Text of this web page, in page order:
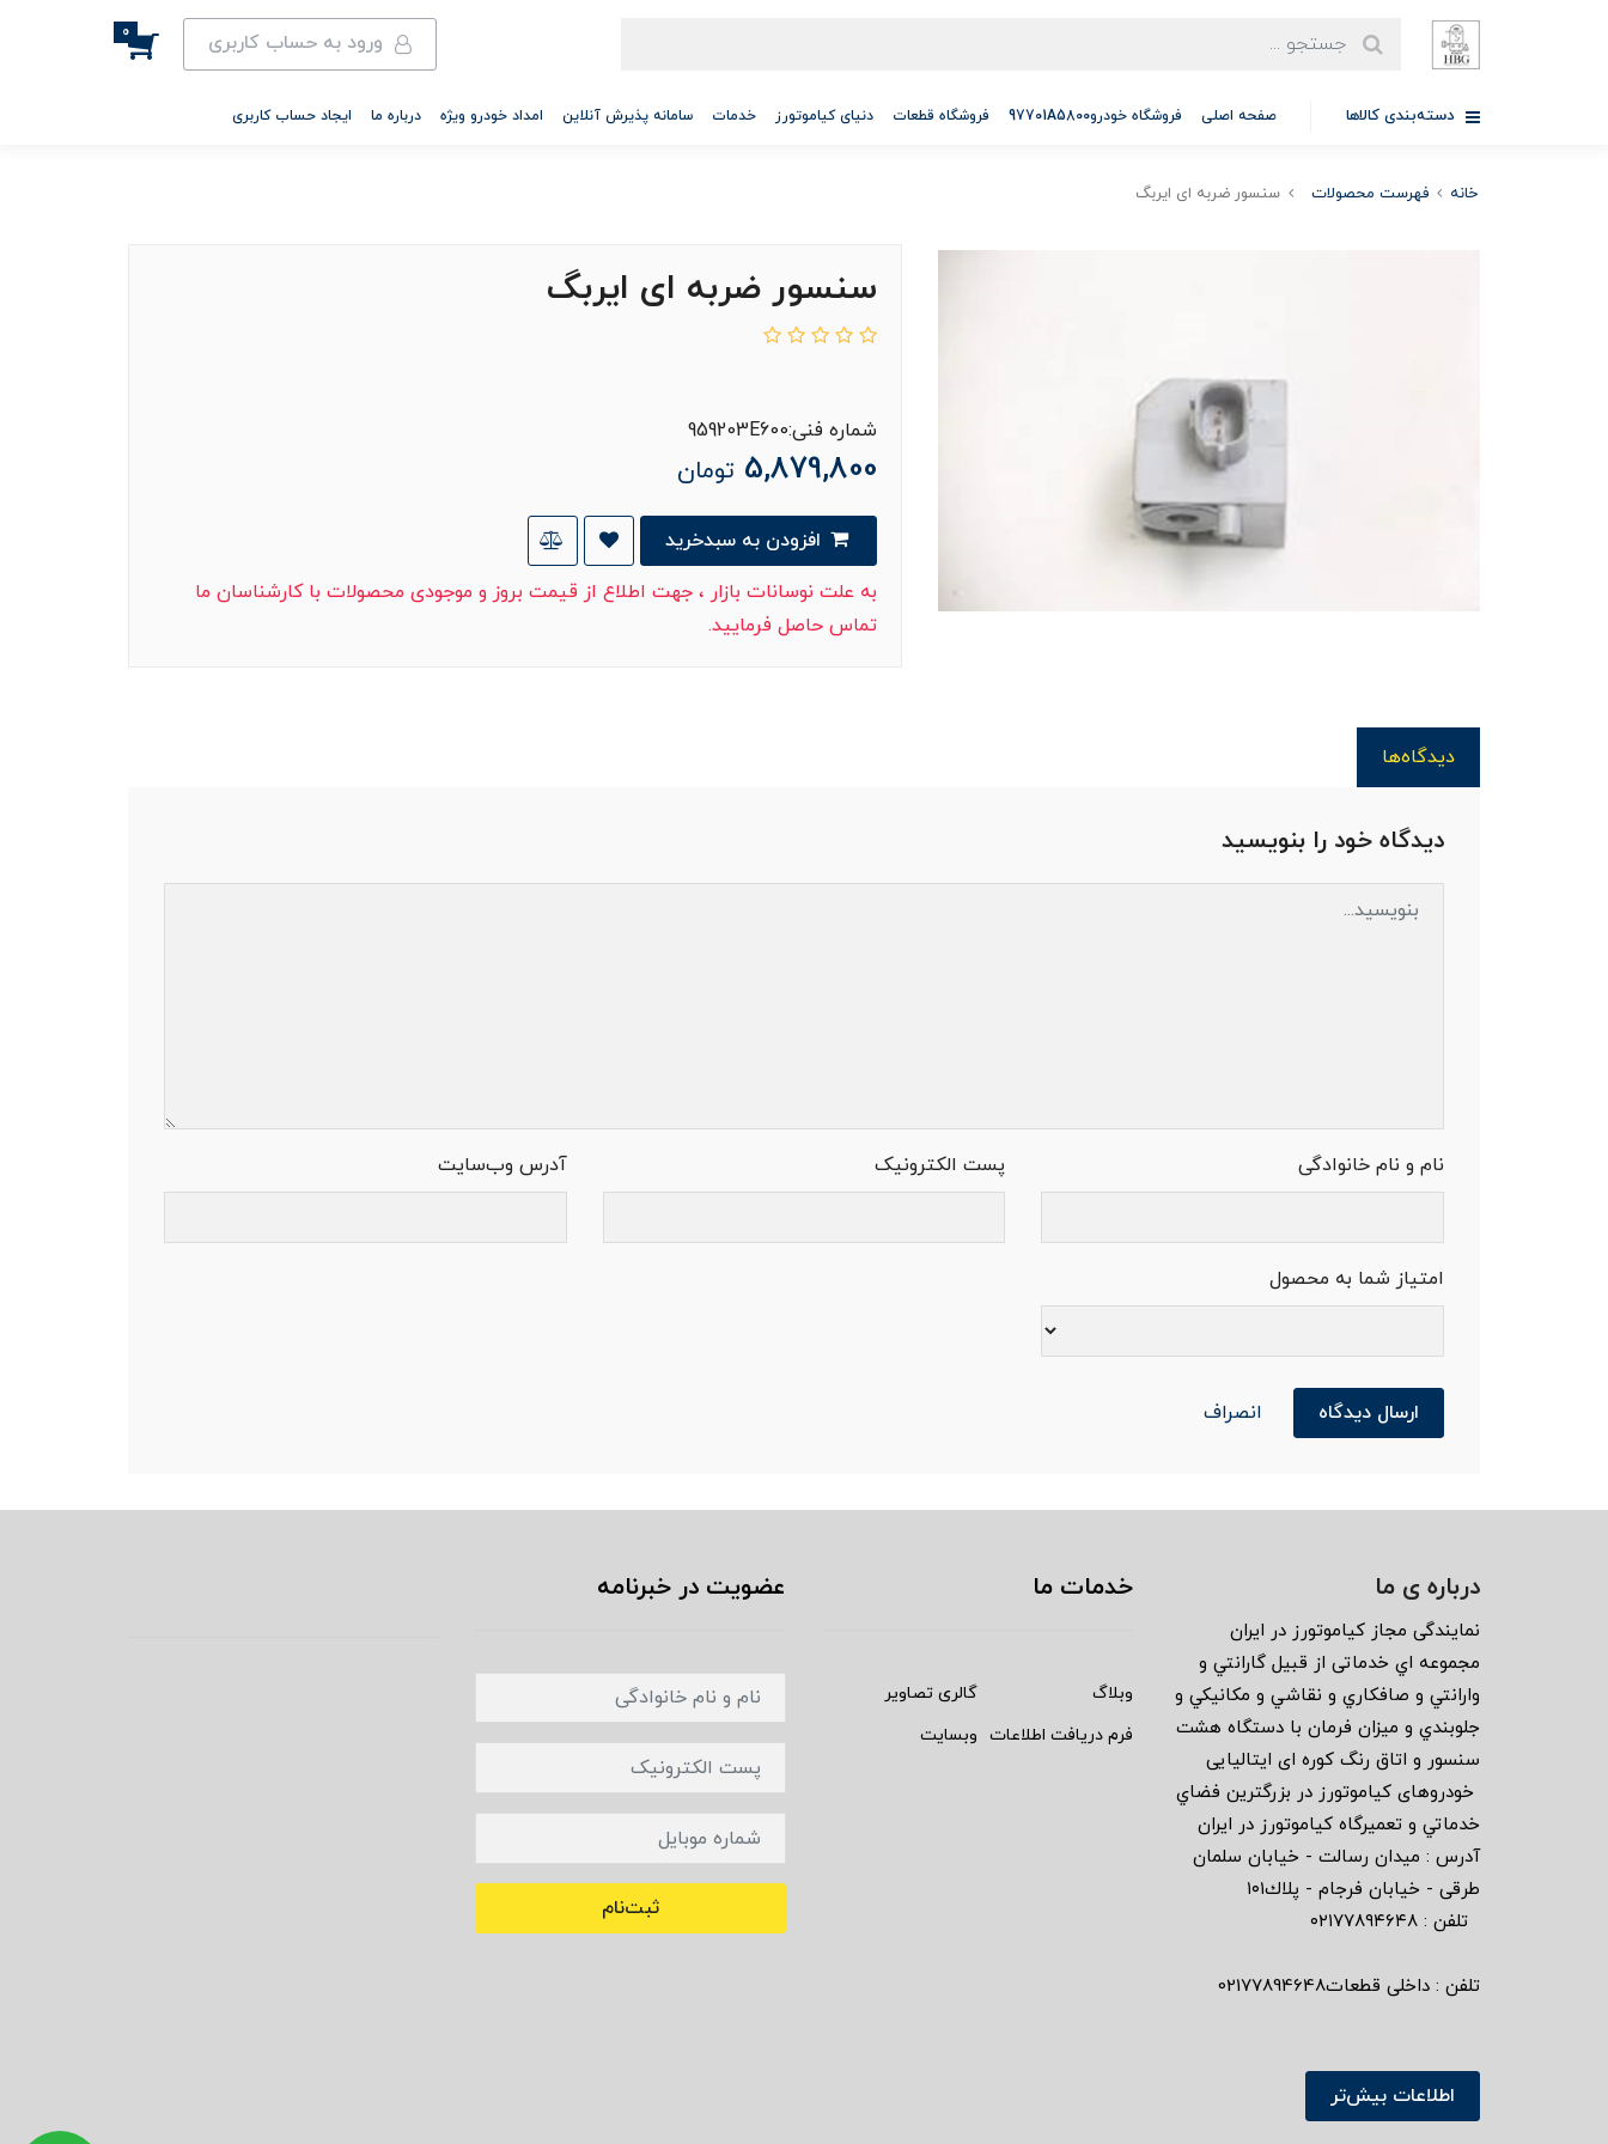
ورود به حساب کاربری 0
دسته‌بندی کالاها صفحه اصلی فروشگاه خودرو97701A5800 فروشگاه قطعات دنیای کیاموتورز خدمات سامانه پذیرش آنلاین امداد خودرو ویژه درباره ما ایجاد حساب کاربری
خانه فهرست محصولات سنسور ضربه ای ایربگ
سنسور ضربه ای ایربگ
شماره فنی:959203E600
5,879,800 تومان
به علت نوسانات بازار ، جهت اطلاع از قیمت بروز و موجودی محصولات با کارشناسان ما
تماس حاصل فرمایید.
دیدگاه‌ها
دیدگاه خود را بنویسید
نام و نام خانوادگی پست الکترونیک آدرس وب‌سایت
امتیاز شما به محصول
ارسال دیدگاه انصراف
درباره ی ما
نمايندگى مجاز كياموتورز در ايران
مجموعه اي خدماتى از قبيل گارانتي و
وارانتي و صافكاري و نقاشي و مكانيكي و
جلوبندي و ميزان فرمان با دستگاه هشت
سنسور و اتاق رنگ كوره اى ايتاليايى
خودروهاى كياموتورز در بزرگترين فضاي
خدماتي و تعميرگاه كياموتورز در ايران
آدرس : ميدان رسالت - خيابان سلمان
طرقى - خيابان فرجام - پلاك١٠١
تلفن : ٠٢١٧٧٨٩٤٦٤٨
تلفن : داخلی قطعات02177894648
اطلاعات بیش‌تر
خدمات ما
وبلاگ
گالری تصاویر
فرم دریافت اطلاعات وبسایت
عضویت در خبرنامه
ثبت‌نام